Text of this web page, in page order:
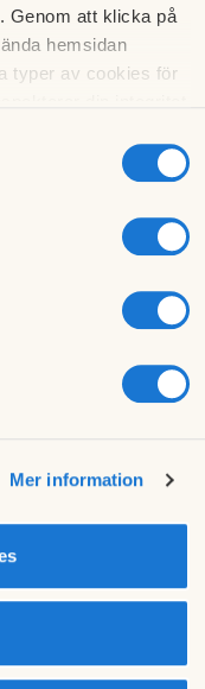
Genom att klicka på
hemsidan
typer av cookies för
Mer information
2016
6